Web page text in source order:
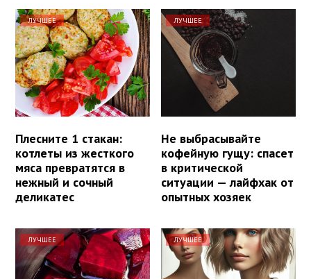
ЛУЧШЕЕ
Плесните 1 стакан:
котлеты из жесткого
мяса превратятся в
нежный и сочный
деликатес
ЛУЧШЕЕ
Не выбрасывайте
кофейную гущу: спасет
в критической
ситуации — лайфхак от
опытных хозяек
ЛУЧШЕЕ ЛУЧШЕЕ